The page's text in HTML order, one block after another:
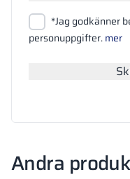
Bifoga filer
Sök
*Jag godkänner
personuppgifter.mer
Andra